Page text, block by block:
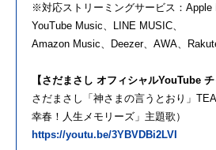
※対応ストリーミングサービス：Apple
YouTube Music、LINE MUSIC、
Amazon Music、Deezer、AWA、
【さだまさし オフィシャルYouTube チ
さだまさし「神さまの言うとおり」
幸春！人生メモリーズ」主題歌）
https://youtu.be/3YBVDBi2LVI